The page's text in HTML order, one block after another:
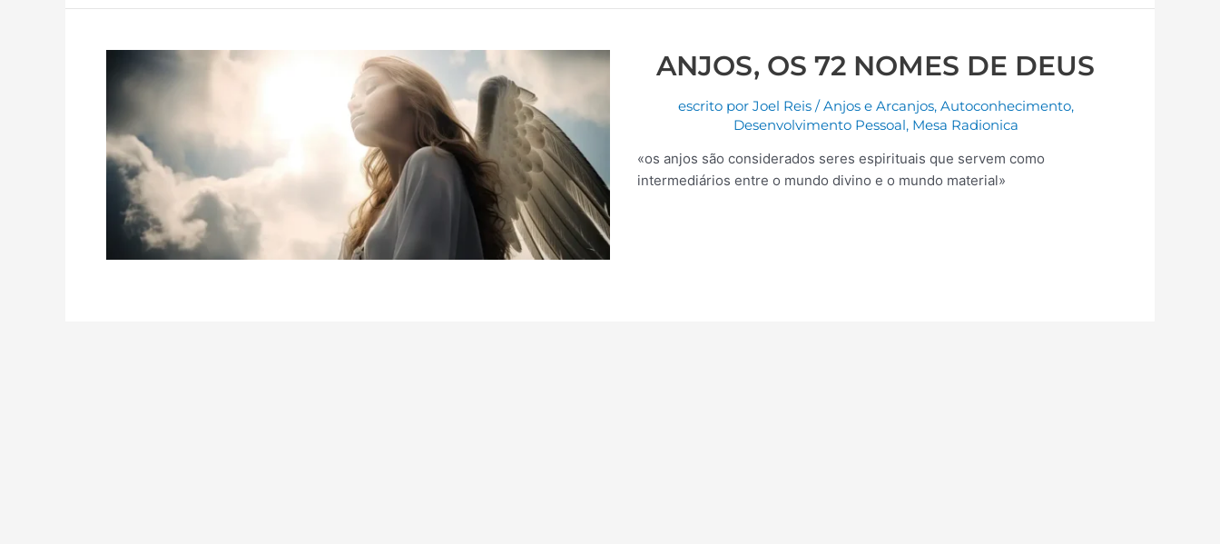
ANJOS, OS 72 NOMES DE DEUS
escrito por Joel Reis /Anjos e Arcanjos, Autoconhecimento,
Desenvolvimento Pessoal, Mesa Radionica
«os anjos são considerados seres espirituais que servem como
intermediários entre o mundo divino e o mundo material»